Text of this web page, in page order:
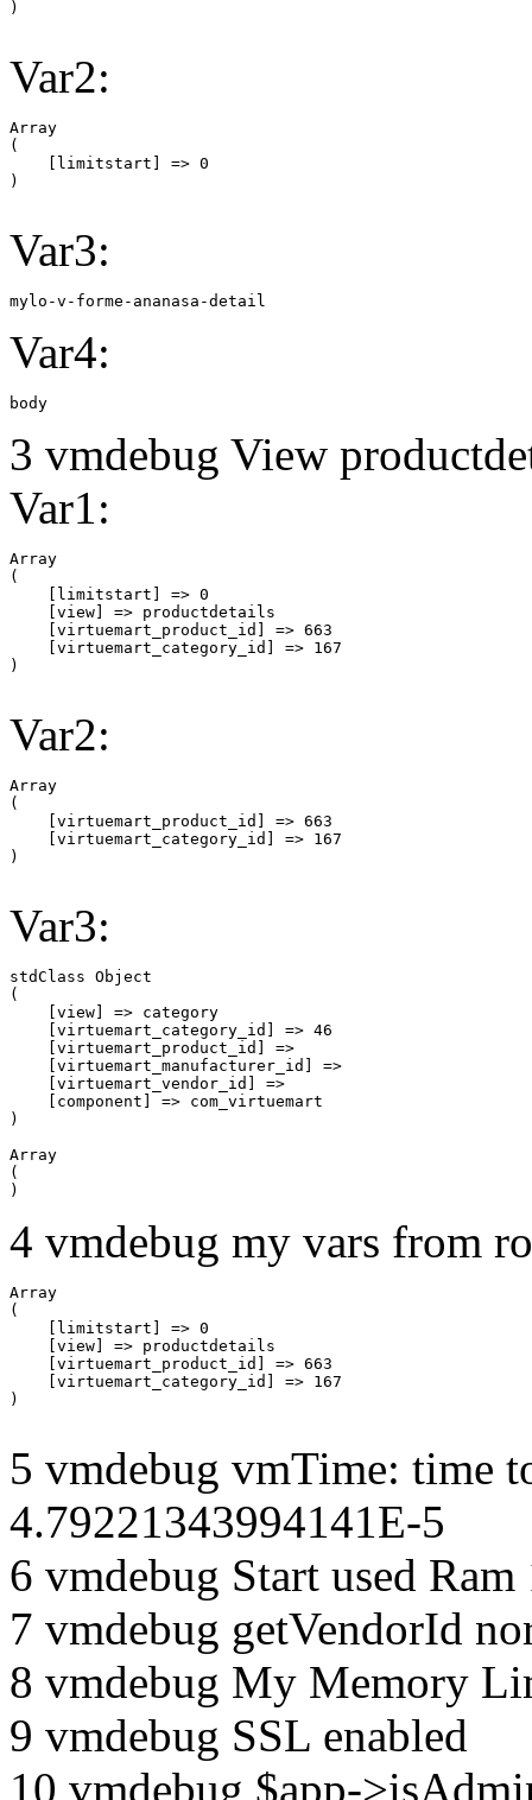
Var2:
Array
(
    [limitstart] => 0
Var3:
mylo-v-forme-ananasa-detail
Var4:
body
3 vmdebug View
Var1:
Array
(
    [limitstart] => 0
    [view] => productdetails
    [virtuemart_product_id] => 663
    [virtuemart_category_id] => 167
Var2:
Array
(
    [virtuemart_product_id] => 663
    [virtuemart_category_id] => 167
Var3:
stdClass Object
(
    [view] => category
    [virtuemart_category_id] => 46
    [virtuemart_product_id] =>
    [virtuemart_manufacturer_id] =>
    [virtuemart_vendor_id] =>
    [component] => com_virtuemart
Array
(
4 vmdebug my vars from
Array
(
    [limitstart] => 0
    [view] => productdetails
    [virtuemart_product_id] => 663
    [virtuemart_category_id] => 167
5 vmdebug vmTime: time
4.79221343994141E-5
6 vmdebug Start used
7 vmdebug getVendorId
8 vmdebug My Memory
9 vmdebug SSL enabled
10 vmdebug $app-